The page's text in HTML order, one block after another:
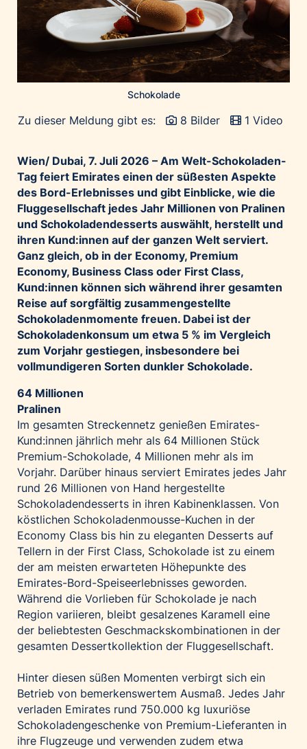
Marble House
Mediaplus
Mondelēz Österreich
Neuroth
Ökopharm
Palfinger AG
Polestar
REXEL Austria
Starbucks
Superbrands Austria
Tante Fanny
Vollpension
win2day
Wolt
Kontakt
Schokolade
Zu dieser Meldung gibt es: 8 Bilder 1 Video
Wien/ Dubai, 7. Juli 2026 – Am Welt-Schokoladen-
Tag feiert Emirates einen der süßesten Aspekte
des Bord-Erlebnisses und gibt Einblicke, wie die
Fluggesellschaft jedes Jahr Millionen von Pralinen
und Schokoladendesserts auswählt, herstellt und
ihren Kund:innen auf der ganzen Welt serviert.
Ganz gleich, ob in der Economy, Premium
Economy, Business Class oder First Class,
Kund:innen können sich während ihrer gesamten
Reise auf sorgfältig zusammengestellte
Schokoladenmomente freuen. Dabei ist der
Schokoladenkonsum um etwa 5 % im Vergleich
zum Vorjahr gestiegen, insbesondere bei
vollmundigeren Sorten dunkler Schokolade.
64 Millionen
Pralinen
Im gesamten Streckennetz genießen Emirates-
Kund:innen jährlich mehr als 64 Millionen Stück
Premium-Schokolade, 4 Millionen mehr als im
Vorjahr. Darüber hinaus serviert Emirates jedes Jahr
rund 26 Millionen von Hand hergestellte
Schokoladendesserts in ihren Kabinenklassen. Von
köstlichen Schokoladenmousse-Kuchen in der
Economy Class bis hin zu eleganten Desserts auf
Tellern in der First Class, Schokolade ist zu einem
der am meisten erwarteten Höhepunkte des
Emirates-Bord-Speiseerlebnisses geworden.
Während die Vorlieben für Schokolade je nach
Region variieren, bleibt gesalzenes Karamell eine
der beliebtesten Geschmackskombinationen in der
gesamten Dessertkollektion der Fluggesellschaft.
Hinter diesen süßen Momenten verbirgt sich ein
Betrieb von bemerkenswertem Ausmaß. Jedes Jahr
verladen Emirates rund 750.000 kg luxuriöse
Schokoladengeschenke von Premium-Lieferanten in
ihre Flugzeuge und verwenden zudem etwa